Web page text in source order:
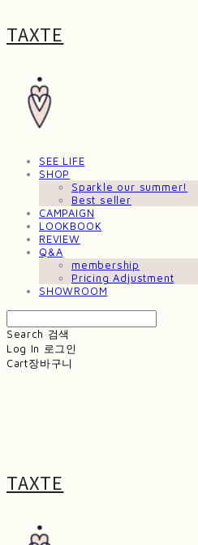
TAXTE
SEE LIFE
SHOP
Sparkle our summer!
Best seller
CAMPAIGN
LOOKBOOK
REVIEW
Q&A
membership
Pricing Adjustment
SHOWROOM
Search 검색
Log In 로그인
Cart장바구니
TAXTE